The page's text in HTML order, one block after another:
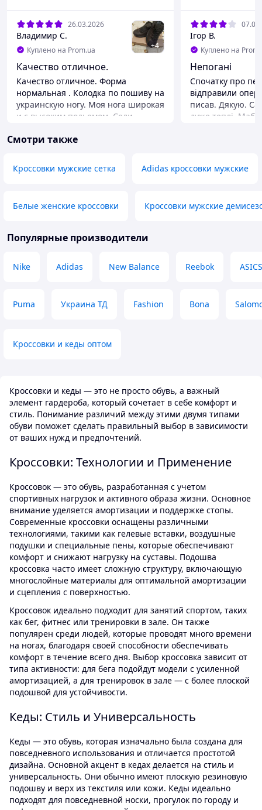
Кроссовки и кеды — это не просто обувь, а важный
элемент гардероба, который сочетает в себе комфорт и
стиль. Понимание различий между этими двумя типами
обуви поможет сделать правильный выбор в зависимости
от ваших нужд и предпочтений.
Кроссовки: Технологии и Применение
Кроссовок — это обувь, разработанная с учетом
спортивных нагрузок и активного образа жизни. Основное
внимание уделяется амортизации и поддержке стопы.
Современные кроссовки оснащены различными
технологиями, такими как гелевые вставки, воздушные
подушки и специальные пены, которые обеспечивают
комфорт и снижают нагрузку на суставы. Подошва
кроссовка часто имеет сложную структуру, включающую
многослойные материалы для оптимальной амортизации
и сцепления с поверхностью.
Кроссовок идеально подходит для занятий спортом, таких
как бег, фитнес или тренировки в зале. Он также
популярен среди людей, которые проводят много времени
на ногах, благодаря своей способности обеспечивать
комфорт в течение всего дня. Выбор кроссовка зависит от
типа активности: для бега подойдут модели с усиленной
амортизацией, а для тренировок в зале — с более плоской
подошвой для устойчивости.
Кеды: Стиль и Универсальность
Кеды — это обувь, которая изначально была создана для
повседневного использования и отличается простотой
дизайна. Основной акцент в кедах делается на стиль и
универсальность. Они обычно имеют плоскую резиновую
подошву и верх из текстиля или кожи. Кеды идеально
подходят для повседневной носки, прогулок по городу и
26.03.2026
Владимир С.
Куплено на Prom.ua +4
Качество отличное.
Качество отличное. Форма
нормальная . Колодка по пошиву на
украинскую ногу. Моя нога широкая
и с высоким подьемом. Сели
по комнате дискомфорта не
для повседневного использования.
И опять же просят ортопедическую
Преимущества
Ну нога не потеет . Климат для ноги
сейчас ранним утром 4 тепла а
Недостатки
довольно таки коротким. И
ганню натирания. В моем случае
ходьбе. Но тут сугубо личное
впечатление.
Ігор В.
Куплено на
Непогані
Спочатку про
відправили
писав. Дякую.
дуже теплі.
Але то мабуть
реалі трохи
слизько, навіть
Дуже теплі
Смотри также
Кроссовки мужские сетка Adidas кроссовки мужские
Белые женские кроссовки Кроссовки мужские
Популярные производители
Nike Adidas New Balance Reebok ASICS
Puma Украина ТД Fashion Bona
Кроссовки и кеды оптом